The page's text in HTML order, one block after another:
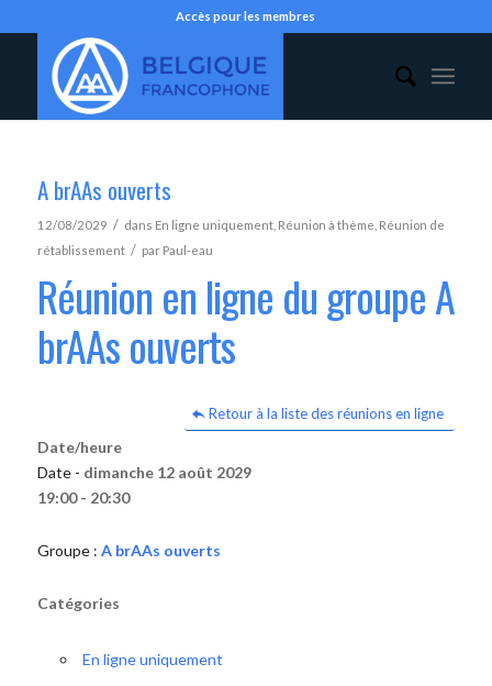
Accès pour les membres
A brAAs ouverts
12/08/2029 / dans En ligne uniquement, Réunion à thème Réunion de
rétablissement / par Paul-eau
Réunion en ligne du groupe A
brAAs ouverts
Retour à la liste des réunions en ligne
Date/heure
Date - dimanche 12 août 2029
19:00 - 20:30
Groupe : A brAAs ouverts
Catégories
En ligne uniquement